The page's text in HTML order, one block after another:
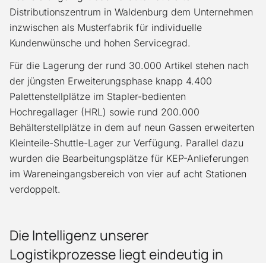
Distributionszentrum in Waldenburg dem Unternehmen
inzwischen als Musterfabrik für individuelle
Kundenwünsche und hohen Servicegrad.
Für die Lagerung der rund 30.000 Artikel stehen nach
der jüngsten Erweiterungsphase knapp 4.400
Palettenstellplätze im Stapler-bedienten
Hochregallager (HRL) sowie rund 200.000
Behälterstellplätze in dem auf neun Gassen erweiterten
Kleinteile-Shuttle-Lager zur Verfügung. Parallel dazu
wurden die Bearbeitungsplätze für KEP-Anlieferungen
im Wareneingangsbereich von vier auf acht Sta­tionen
verdoppelt.
Die Intelligenz unserer
Logistikprozesse liegt eindeutig in